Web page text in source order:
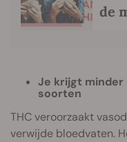
de
Je krijgt minder
soorten
THC veroorzaakt
verwijde bloedvaten.